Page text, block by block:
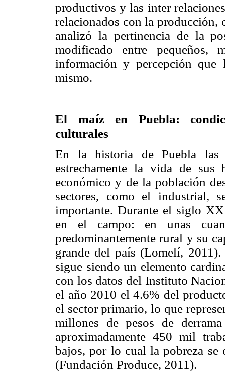
productivos y las inter
relacionados con la producción,
analizó la pertinencia de la
modificado entre pequeños,
información y percepción que
mismo.
El maíz en Puebla:
culturales
En la historia de Puebla las
estrechamente la vida de sus
económico y de la población
sectores, como el industrial,
importante. Durante el siglo
en el campo: en unas
predominantemente rural y su
grande del país (Lomelí,
sigue siendo un elemento
con los datos del Instituto
el año 2010 el 4.6% del
el sector primario, lo que
millones de pesos de
aproximadamente 450 mil
bajos, por lo cual la pobreza se
(Fundación Produce, 2011).